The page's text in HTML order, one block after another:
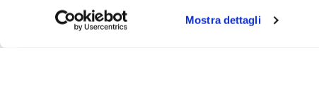
Mostra dettagli